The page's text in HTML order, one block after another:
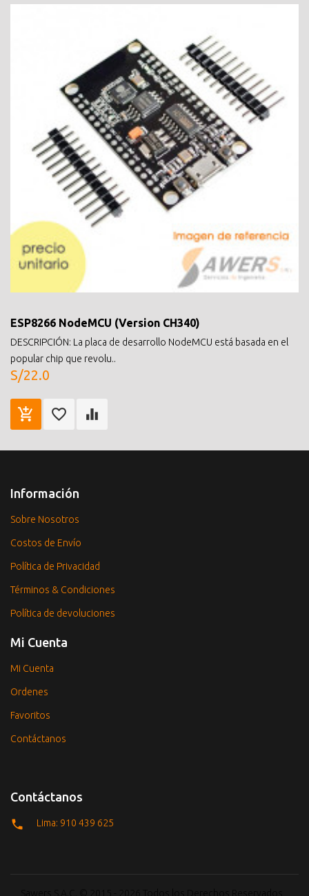
ESP8266 NodeMCU (Version CH340)
DESCRIPCIÓN: La placa de desarrollo NodeMCU está basada en el
popular chip que revolu..
S/22.0
Información
Sobre Nosotros
Costos de Envío
Política de Privacidad
Términos & Condiciones
Política de devoluciones
Mi Cuenta
Mi Cuenta
Ordenes
Favoritos
Contáctanos
Contáctanos
Lima: 910 439 625